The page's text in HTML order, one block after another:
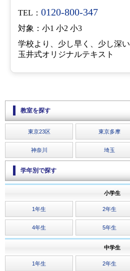
TEL： 0120-800-347
対象：小1 小2 小3
学校より、少し早く、少し深い
玉井式オリジナルテキスト
教室を探す
東京23区 東京多摩
神奈川 埼玉
学年別で探す
小学生
1年生 2年生
4年生 5年生
中学生
1年生 2年生